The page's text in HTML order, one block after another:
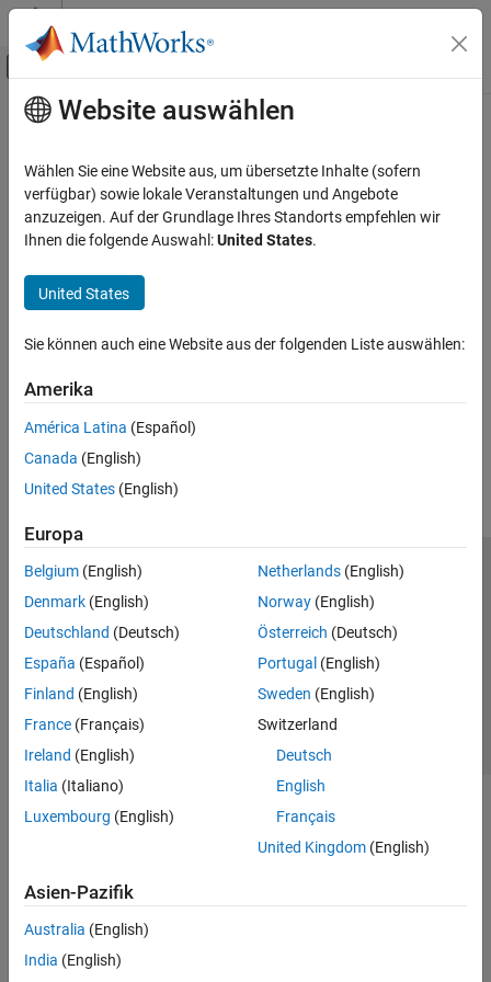
Weiter zum Inhalt
Umschaltung für Off-Canvas-
Startseite der Dokumentation
Hauptinhalt
How useful was this information?
Website auswählen
Wählen Sie eine Website aus, um übersetzte Inhalte (sofern
verfügbar) sowie lokale Veranstaltungen und Angebote
anzuzeigen. Auf der Grundlage Ihres Standorts empfehlen wir
Ihnen die folgende Auswahl:United States.
United States
Sie können auch eine Website aus der folgenden Liste auswählen:
Amerika
América Latina (Español)
Canada (English)
United States (English)
Europa
Belgium (English)
Denmark (English)
Deutschland (Deutsch)
España (Español)
Finland (English)
France (Français)
Ireland (English)
Italia (Italiano)
Luxembourg (English)
Netherlands(English)
Norway(English)
Österreich (Deutsch)
Portugal (English)
Sweden (English)
Switzerland
Deutsch
English
Français
United Kingdom(English)
Asien-Pazifik
Australia (English)
India (English)
Trust Center
Datenschutz-Richtlinien
Datendiebstahl verhindern
Status von Anwendungen
© 1994-2026 The MathWorks, Inc.
Website auswählen
Deutschland